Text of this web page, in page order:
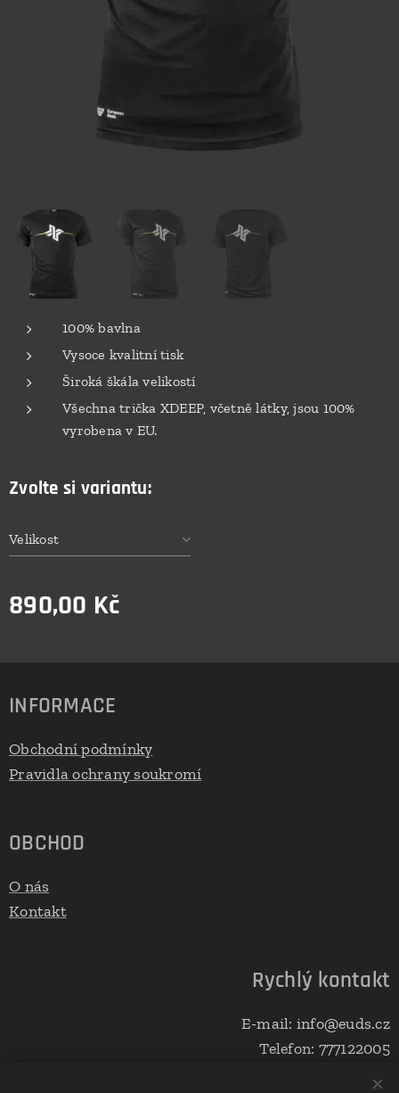
100% bavlna
Vysoce kvalitní tisk
Široká škála velikostí
Všechna trička XDEEP, včetně látky, jsou 100%
vyrobena v EU.
Zvolte si variantu:
Velikost
890,00 Kč
INFORMACE
Obchodní podmínky
Pravidla ochrany soukromí
OBCHOD
O nás
Kontakt
Rychlý kontakt
E-mail: info@euds.cz
Telefon: 777122005